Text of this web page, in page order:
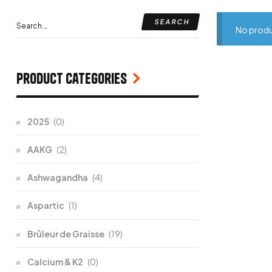
No
Product categories
2025 (0)
AAKG (2)
Ashwagandha (4)
Aspartic (1)
Brûleur de Graisse (19)
Calcium & K2 (0)